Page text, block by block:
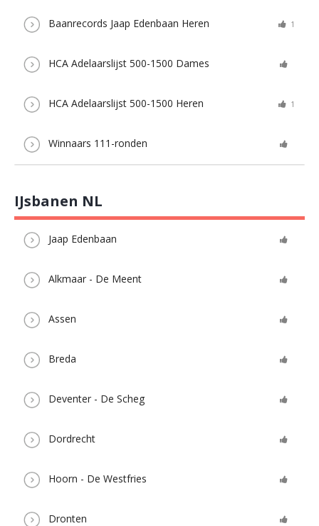
Baanrecords Jaap Edenbaan Heren 1
HCA Adelaarslijst 500-1500 Dames
HCA Adelaarslijst 500-1500 Heren 1
Winnaars 111-ronden
IJsbanen NL
Jaap Edenbaan
Alkmaar - De Meent
Assen
Breda
Deventer - De Scheg
Dordrecht
Hoorn - De Westfries
Dronten